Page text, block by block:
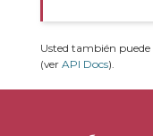
Usted también
(ver API Docs).